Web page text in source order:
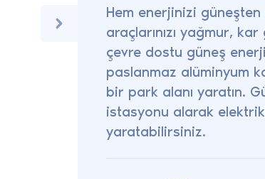
Hem enerjinizi
araçlarınızı yağmur,
çevre dostu güneş
paslanmaz alüminyum
bir park alanı yaratın.
istasyonu alarak
yaratabilirsiniz.